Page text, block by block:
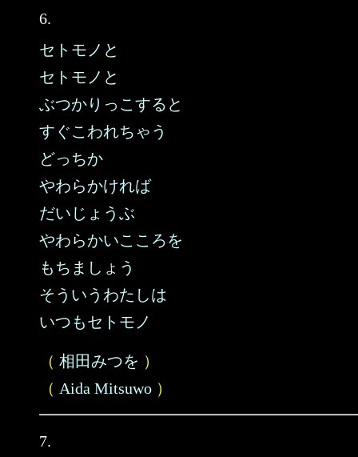
6.
セトモノと
セトモノと
ぶつかりっこすると
すぐこわれちゃう
どっちか
やわらかければ
だいじょうぶ
やわらかいこころを
もちましょう
そういうわたしは
いつもセトモノ
（ 相田みつを ）
（ Aida Mitsuwo ）
7.